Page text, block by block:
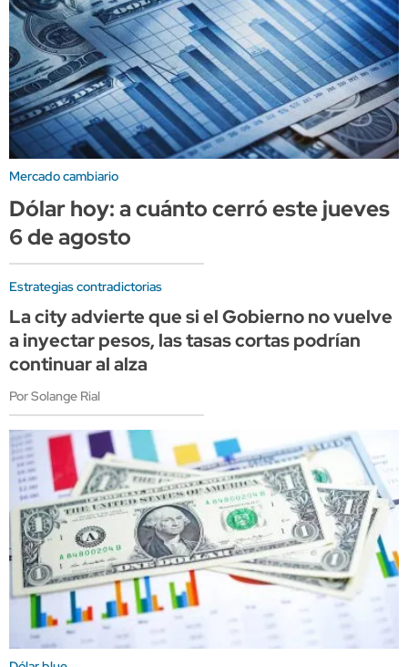
Mercado cambiario
Dólar hoy: a cuánto cerró este jueves
6 de agosto
Estrategias contradictorias
La city advierte que si el Gobierno no vuelve
a inyectar pesos, las tasas cortas podrían
continuar al alza
Por Solange Rial